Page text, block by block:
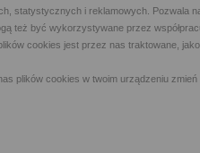
statystycznych i reklamowych. Pozwala
też być wykorzystywane przez
cookies jest przez nas traktowane,
plików cookies w twoim urządzeniu